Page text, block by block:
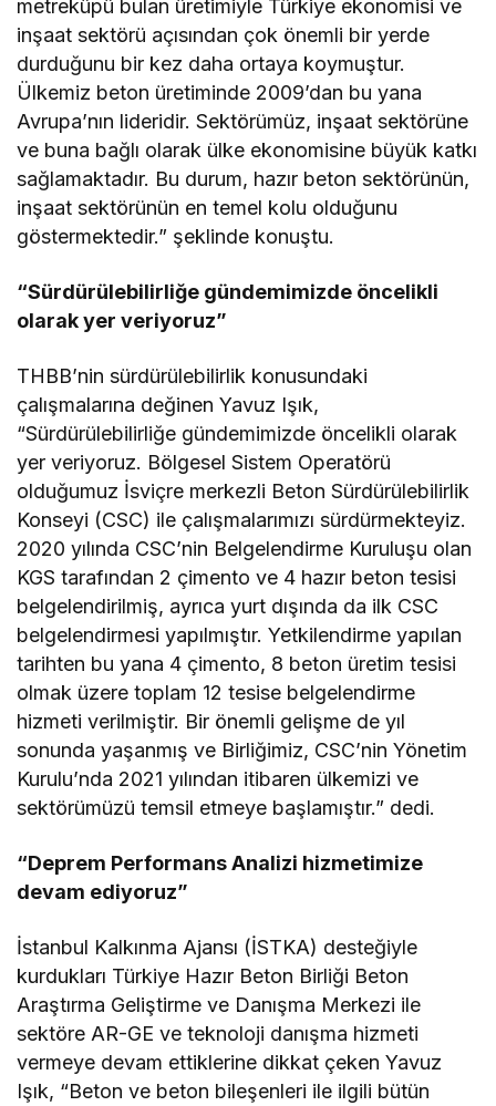
metreküpü bulan üretimiyle Türkiye ekonomisi ve
inşaat sektörü açısından çok önemli bir yerde
durduğunu bir kez daha ortaya koymuştur.
Ülkemiz beton üretiminde 2009’dan bu yana
Avrupa’nın lideridir. Sektörümüz, inşaat sektörüne
ve buna bağlı olarak ülke ekonomisine büyük katkı
sağlamaktadır. Bu durum, hazır beton sektörünün,
inşaat sektörünün en temel kolu olduğunu
göstermektedir.” şeklinde konuştu.
“Sürdürülebilirliğe gündemimizde öncelikli
olarak yer veriyoruz”
THBB’nin sürdürülebilirlik konusundaki
çalışmalarına değinen Yavuz Işık,
“Sürdürülebilirliğe gündemimizde öncelikli olarak
yer veriyoruz. Bölgesel Sistem Operatörü
olduğumuz İsviçre merkezli Beton Sürdürülebilirlik
Konseyi (CSC) ile çalışmalarımızı sürdürmekteyiz.
2020 yılında CSC’nin Belgelendirme Kuruluşu olan
KGS tarafından 2 çimento ve 4 hazır beton tesisi
belgelendirilmiş, ayrıca yurt dışında da ilk CSC
belgelendirmesi yapılmıştır. Yetkilendirme yapılan
tarihten bu yana 4 çimento, 8 beton üretim tesisi
olmak üzere toplam 12 tesise belgelendirme
hizmeti verilmiştir. Bir önemli gelişme de yıl
sonunda yaşanmış ve Birliğimiz, CSC’nin Yönetim
Kurulu’nda 2021 yılından itibaren ülkemizi ve
sektörümüzü temsil etmeye başlamıştır.” dedi.
“Deprem Performans Analizi hizmetimize
devam ediyoruz”
İstanbul Kalkınma Ajansı (İSTKA) desteğiyle
kurdukları Türkiye Hazır Beton Birliği Beton
Araştırma Geliştirme ve Danışma Merkezi ile
sektöre AR-GE ve teknoloji danışma hizmeti
vermeye devam ettiklerine dikkat çeken Yavuz
Işık, “Beton ve beton bileşenleri ile ilgili bütün